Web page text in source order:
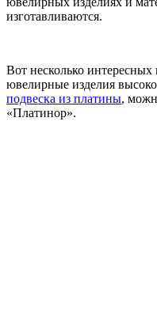
изготавливаются.
Вот несколько
ювелирные изделия
подвеска из платины,
«Платинор».